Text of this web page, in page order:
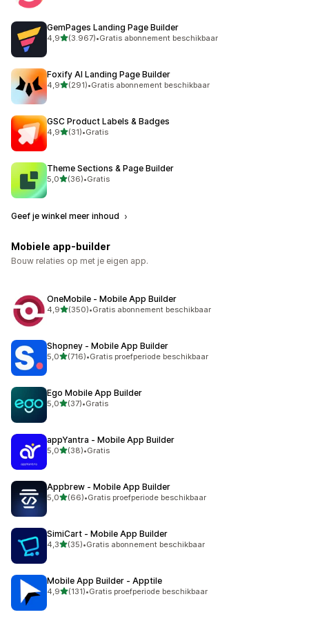
GemPages Landing Page Builder
4,9van 5 sterren
(3.967)
3967 recensies in totaal
•Gratis abonnement beschikbaar
Foxify AI Landing Page Builder
4,9van 5 sterren
(291)
291 recensies in totaal
•Gratis abonnement beschikbaar
GSC Product Labels & Badges
4,9van 5 sterren
(31)
31 recensies in totaal
•Gratis
Theme Sections & Page Builder
5,0van 5 sterren
(36)
36 recensies in totaal
•Gratis
Geef je winkel meer inhoud
Mobiele app-builder
Bouw relaties op met je eigen app.
OneMobile ‑ Mobile App Builder
4,9van 5 sterren
(350)
350 recensies in totaal
•Gratis abonnement beschikbaar
Shopney ‑ Mobile App Builder
5,0van 5 sterren
(716)
716 recensies in totaal
•Gratis proefperiode beschikbaar
Ego Mobile App Builder
5,0van 5 sterren
(37)
37 recensies in totaal
•Gratis
appYantra ‑ Mobile App Builder
5,0van 5 sterren
(38)
38 recensies in totaal
•Gratis
Appbrew ‑ Mobile App Builder
5,0van 5 sterren
(66)
66 recensies in totaal
•Gratis proefperiode beschikbaar
SimiCart ‑ Mobile App Builder
4,3van 5 sterren
(35)
35 recensies in totaal
•Gratis abonnement beschikbaar
Mobile App Builder ‑ Apptile
4,9van 5 sterren
(131)
131 recensies in totaal
•Gratis proefperiode beschikbaar